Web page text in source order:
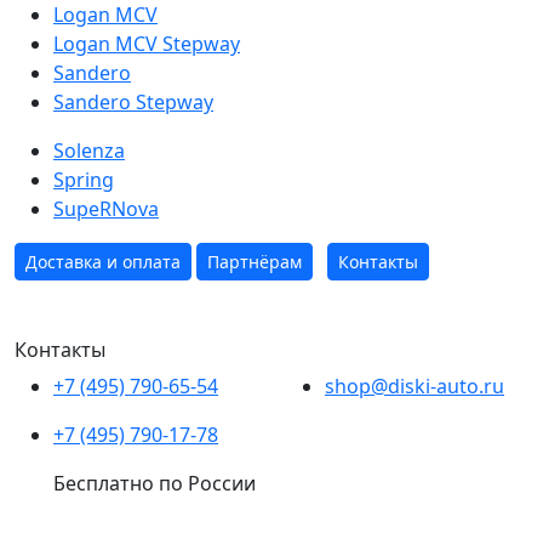
Logan MCV
Logan MCV Stepway
Sandero
Sandero Stepway
Solenza
Spring
SupeRNova
Доставка и оплата Партнёрам Контакты
Контакты
+7 (495) 790-65-54
+7 (495) 790-17-78
Бесплатно по России
shop@diski-auto.ru